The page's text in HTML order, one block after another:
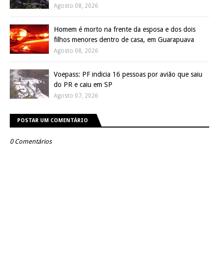
Agosto 08, 2026
Homem é morto na frente da esposa e dos dois
filhos menores dentro de casa, em Guarapuava
Agosto 08, 2026
Voepass: PF indicia 16 pessoas por avião que saiu
do PR e caiu em SP
Agosto 07, 2026
POSTAR UM COMENTÁRIO
0 Comentários